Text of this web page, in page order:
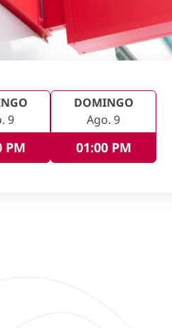
9
PM
DOMINGO
Ago. 9
01:00 PM